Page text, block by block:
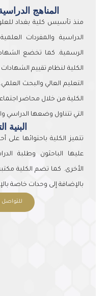
المناهج
منذ تأسيس كلية بغداد
الدراسية والمفردات
الرسمية. كما تخضع
الكلية لنظام تقييم
التعليم العالي والبحث
الكلية من خلال محاضر
التي تتناول وضعها الدراسي
البنية
تتميز الكلية باحتوائها على
عليها الباحثون وطلبة
الأخرى. كما تضم الكلية
بالإضافة إلى وحدات خاصة